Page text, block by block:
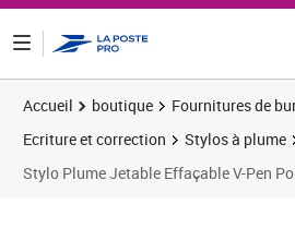
Accueil boutique
Fournitures de
Ecriture et correction
Stylos à plume
Stylo Plume Jetable Effaçable V-Pen